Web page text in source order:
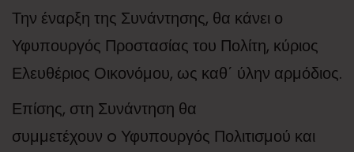
Την έναρξη της Συνάντησης, θα κάνει ο
Υφυπουργός Προστασίας του Πολίτη, κύριος
Ελευθέριος Οικονόμου, ως καθ΄ ύλην αρμόδιος.
Επίσης, στη Συνάντηση θα
συμμετέχουν o Υφυπουργός Πολιτισμού και